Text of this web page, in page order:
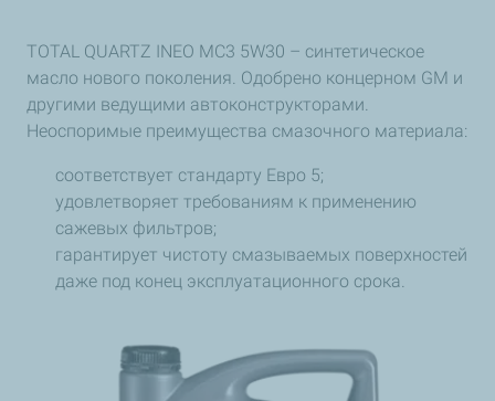
TOTAL QUARTZ INEO MC3 5W30 – синтетическое
масло нового поколения. Одобрено концерном GM и
другими ведущими автоконструкторами.
Неоспоримые преимущества смазочного материала:
соответствует стандарту Евро 5;
удовлетворяет требованиям к применению
сажевых фильтров;
гарантирует чистоту смазываемых поверхностей
даже под конец эксплуатационного срока.